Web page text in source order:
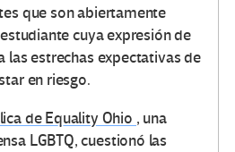
que son abiertamente
cuya expresión de
las estrechas expectativas de
en riesgo.
de Equality Ohio , una
LGBTQ, cuestionó las